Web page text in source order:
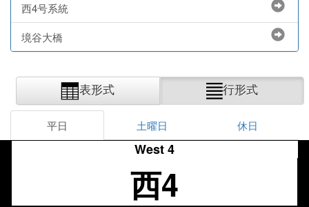
西4号系統
境谷大橋
表形式 行形式
平日 土曜日 休日
West 4
西4